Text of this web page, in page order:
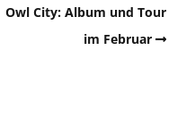
Owl City: Album und Tour
im Februar